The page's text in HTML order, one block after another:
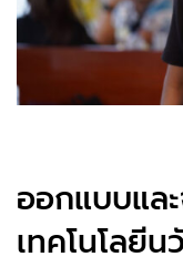
ออกแบบแล
เทคโนโลยี